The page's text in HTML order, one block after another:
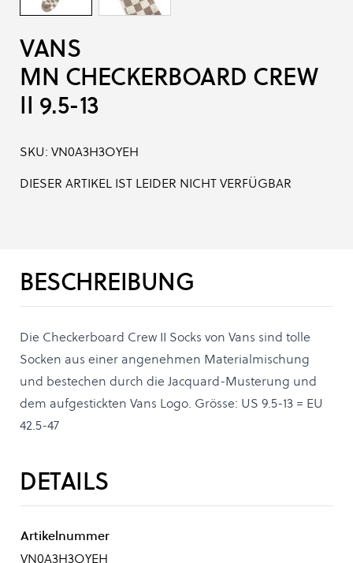
VANS
MN CHECKERBOARD CREW
II 9.5-13
SKU: VN0A3H3OYEH
DIESER ARTIKEL IST LEIDER NICHT VERFÜGBAR
BESCHREIBUNG
Die Checkerboard Crew II Socks von Vans sind tolle
Socken aus einer angenehmen Materialmischung
und bestechen durch die Jacquard-Musterung und
dem aufgestickten Vans Logo. Grösse: US 9.5-13 = EU
42.5-47
DETAILS
Artikelnummer
VN0A3H3OYEH